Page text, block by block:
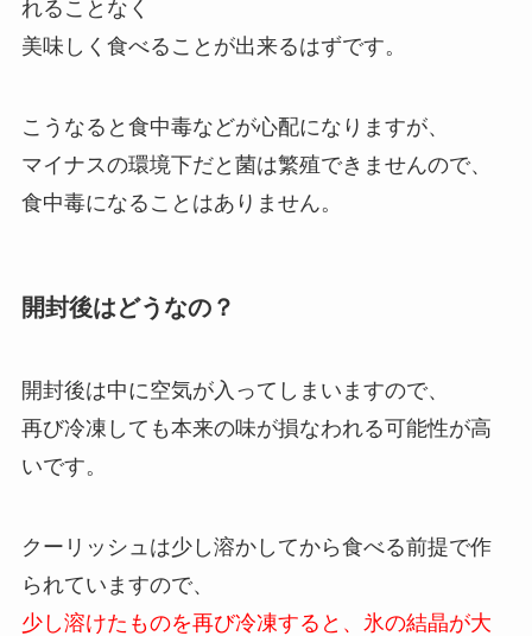
れることなく
美味しく食べることが出来るはずです。
こうなると食中毒などが心配になりますが、
マイナスの環境下だと菌は繁殖できませんので、
食中毒になることはありません。
開封後はどうなの？
開封後は中に空気が入ってしまいますので、
再び冷凍しても本来の味が損なわれる可能性が高
いです。
クーリッシュは少し溶かしてから食べる前提で作
られていますので、
少し溶けたものを再び冷凍すると、氷の結晶が大